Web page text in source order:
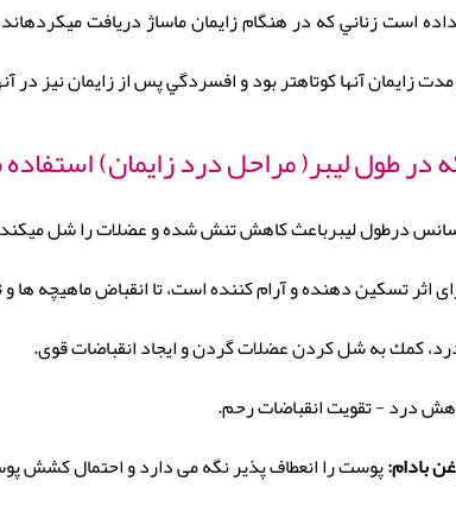
است زناني كه در هنگام زايمان ماساژ دريافت
زايمان آنها كوتاهتر بود و افسردگي پس از زايمان نيز در
طول ليبر( مراحل درد زایمان)
درطول ليبرباعث کاهش تنش شده و عضلات را شل
اثر تسکین دهنده و آرام کننده است، تا انقباض ماهیچه ها
كمك به شل کردن عضلات گردن و ایجاد انقباضات قوی.
درد - تقويت انقباضات رحم.
بادام:پوست را انعطاف پذیر نگه می دارد و احتمال کشش